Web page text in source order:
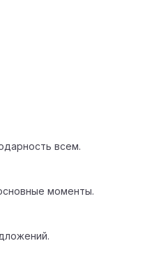
всем.
моменты.